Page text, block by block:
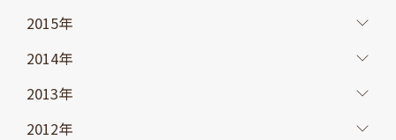
2015年
2014年
2013年
2012年